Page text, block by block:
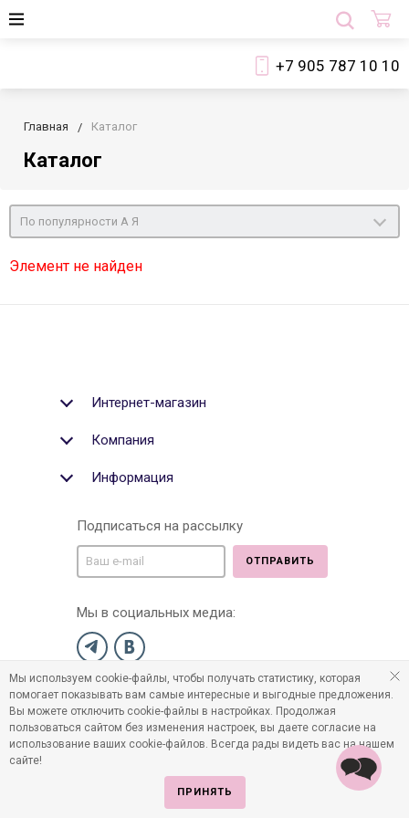
+7 905 787 10 10
Главная Каталог
Каталог
По популярности А Я
Элемент не найден
Интернет-магазин
Компания
Информация
Подписаться на рассылку
ОТПРАВИТЬ
Мы в социальных медиа:
©2011-2026 Все права защищены. Интернет-магазин
детских товаров www.infania.ru.
Мы используем cookie-файлы, чтобы получать статистику, которая
помогает показывать вам самые интересные и выгодные предложения.
Вы можете отключить cookie-файлы в настройках. Продолжая
пользоваться сайтом без изменения настроек, вы даете согласие на
использование ваших cookie-файлов. Всегда рады видеть вас на нашем
сайте!
ПРИНЯТЬ